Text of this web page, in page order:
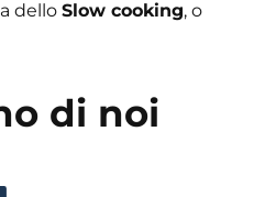
dello Slow cooking, o
di noi